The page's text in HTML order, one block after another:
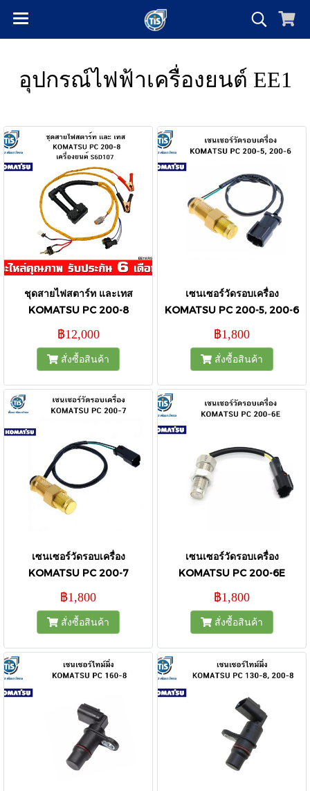
อุปกรณ์ไฟฟ้าเครื่องยนต์ EE1
ชุดสายไฟสตาร์ท และเทส
KOMATSU PC 200-8
฿12,000
สั่งซื้อสินค้า
เซนเซอร์วัดรอบเครื่อง
KOMATSU PC 200-5, 200-6
฿1,800
สั่งซื้อสินค้า
เซนเซอร์วัดรอบเครื่อง
KOMATSU PC 200-7
฿1,800
สั่งซื้อสินค้า
เซนเซอร์วัดรอบเครื่อง
KOMATSU PC 200-6E
฿1,800
สั่งซื้อสินค้า